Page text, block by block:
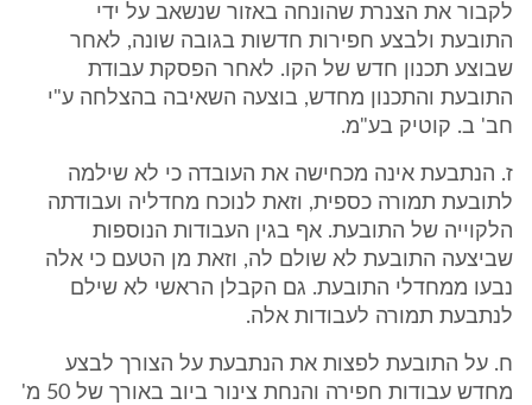
לקבור את הצנרת שהונחה באזור שנשאב על ידי
התובעת ולבצע חפירות חדשות בגובה שונה, לאחר
שבוצע תכנון חדש של הקו. לאחר הפסקת עבודת
התובעת והתכנון מחדש, בוצעה השאיבה בהצלחה ע"י
חב' ב. קוטיק בע"מ.
ז. הנתבעת אינה מכחישה את העובדה כי לא שילמה
לתובעת תמורה כספית, וזאת לנוכח מחדליה ועבודתה
הלקוייה של התובעת. אף בגין העבודות הנוספות
שביצעה התובעת לא שולם לה, וזאת מן הטעם כי אלה
נבעו ממחדלי התובעת. גם הקבלן הראשי לא שילם
לנתבעת תמורה לעבודות אלה.
ח. על התובעת לפצות את הנתבעת על הצורך לבצע
מחדש עבודות חפירה והנחת צינור ביוב באורך של 50 מ'